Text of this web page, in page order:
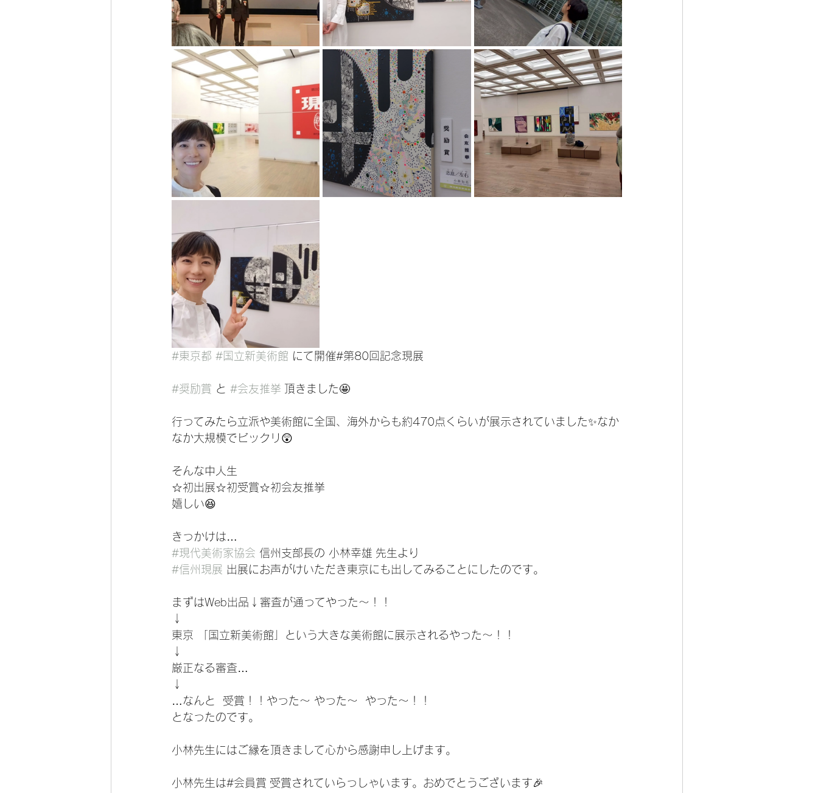
#東京都 #国立新美術館 にて開催#第80回記念現展
#奨励賞 と #会友推挙 頂きました🤩
行ってみたら立派や美術館に全国、海外からも約470点くらいが展示されていました✨なか
なか大規模でビックリ😲
そんな中人生
☆初出展☆初受賞☆初会友推挙
嬉しい😆
きっかけは…
#現代美術家協会 信州支部長の 小林幸雄 先生より
#信州現展 出展にお声がけいただき東京にも出してみることにしたのです。
まずはWeb出品↓審査が通ってやった〜！！
↓
東京 「国立新美術館」という大きな美術館に展示されるやった〜！！
↓
厳正なる審査…
↓
…なんと  受賞！！やった〜 やった〜  やった〜！！
となったのです。
小林先生にはご縁を頂きまして心から感謝申し上げます。
小林先生は#会員賞 受賞されていらっしゃいます。おめでとうございます🎉